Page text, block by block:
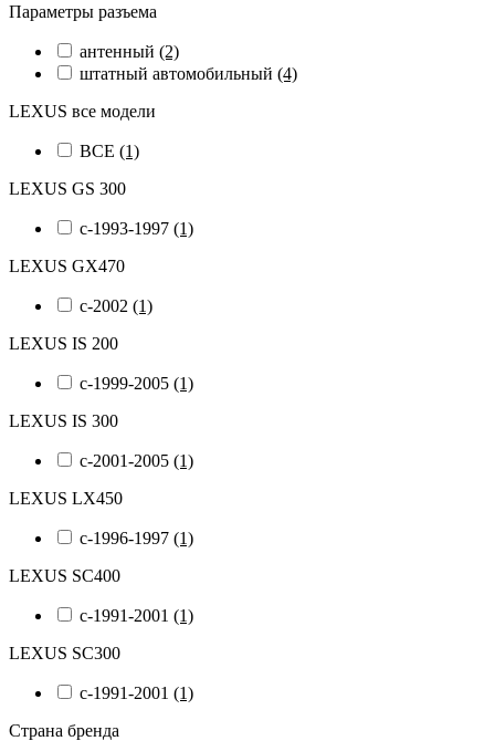
Параметры разъема
антенный (2)
штатный автомобильный (4)
LEXUS все модели
ВСЕ (1)
LEXUS GS 300
с-1993-1997 (1)
LEXUS GX470
с-2002 (1)
LEXUS IS 200
с-1999-2005 (1)
LEXUS IS 300
с-2001-2005 (1)
LEXUS LX450
с-1996-1997 (1)
LEXUS SC400
с-1991-2001 (1)
LEXUS SC300
с-1991-2001 (1)
Страна бренда